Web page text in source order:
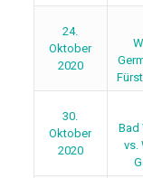
24.
Oktober
2020
30.
Oktober
2020
Bad
vs.